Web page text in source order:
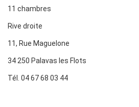
11 chambres
Rive droite
11, Rue Maguelone
34 250 Palavas les Flots
Tél. 04 67 68 03 44